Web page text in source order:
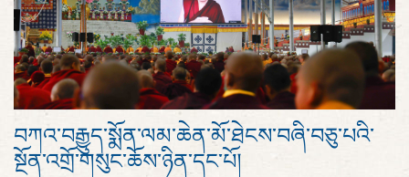
བཀའ་བརྒྱུད་སྨོན་ལམ་ཆེན་མོ་ཐེངས་བཞི་བཅུ་པའི་
སྔོན་འགྲོ་གསུང་ཆོས་ཉིན་དང་པོ།